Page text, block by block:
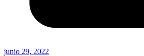
junio 29, 2022